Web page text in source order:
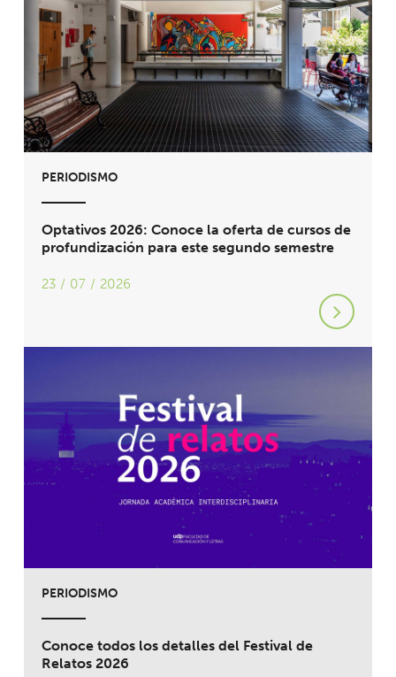
PERIODISMO
Optativos 2026: Conoce la oferta de cursos de
profundización para este segundo semestre
23 / 07 / 2026
PERIODISMO
Conoce todos los detalles del Festival de
Relatos 2026